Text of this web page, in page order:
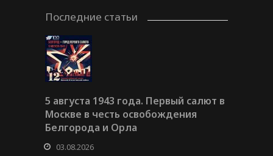
Последние статьи
5 августа 1943 года. Первый салют в
Москве в честь освобождения
Белгорода и Орла
03.08.2026